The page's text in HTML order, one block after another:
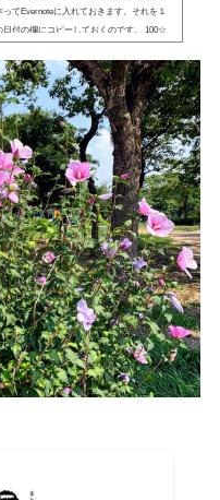
てEvernoteに入れておきます。それを１
付の欄にコピーしておくのです。 100☆
つ説明していきま...